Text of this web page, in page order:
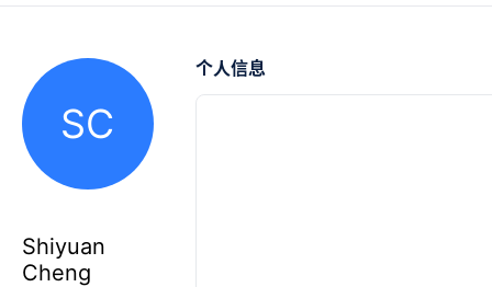
SC
Shiyuan
Cheng
个人信息